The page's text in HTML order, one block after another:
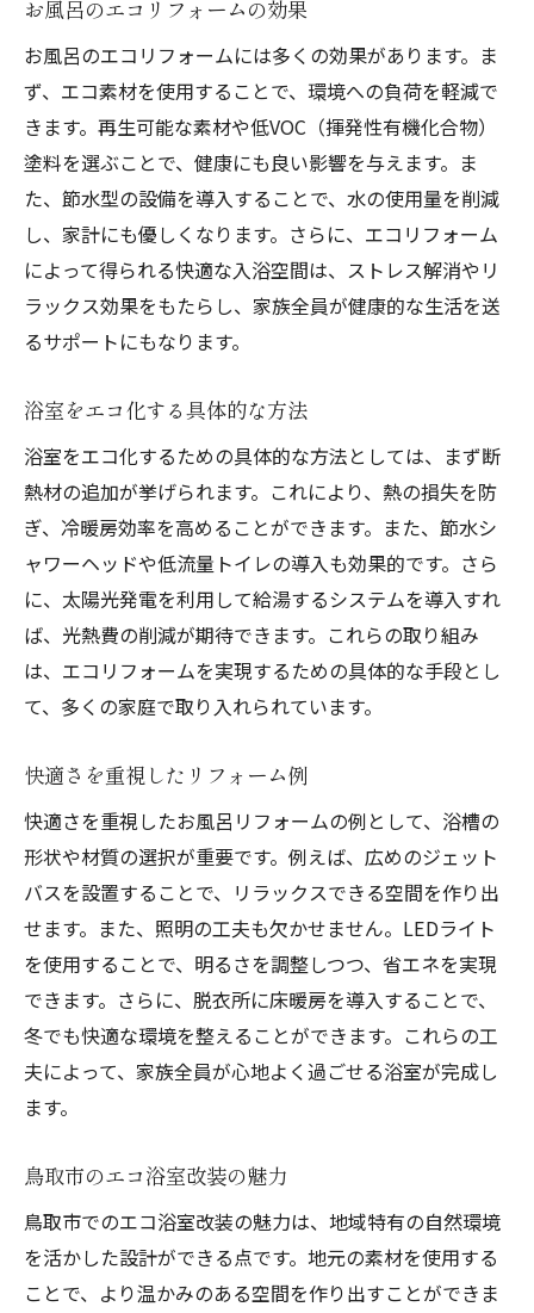
お風呂のエコリフォームの効果
お風呂のエコリフォームには多くの効果があります。ま
ず、エコ素材を使用することで、環境への負荷を軽減で
きます。再生可能な素材や低VOC（揮発性有機化合物）
塗料を選ぶことで、健康にも良い影響を与えます。ま
た、節水型の設備を導入することで、水の使用量を削減
し、家計にも優しくなります。さらに、エコリフォーム
によって得られる快適な入浴空間は、ストレス解消やリ
ラックス効果をもたらし、家族全員が健康的な生活を送
るサポートにもなります。
浴室をエコ化する具体的な方法
浴室をエコ化するための具体的な方法としては、まず断
熱材の追加が挙げられます。これにより、熱の損失を防
ぎ、冷暖房効率を高めることができます。また、節水シ
ャワーヘッドや低流量トイレの導入も効果的です。さら
に、太陽光発電を利用して給湯するシステムを導入すれ
ば、光熱費の削減が期待できます。これらの取り組み
は、エコリフォームを実現するための具体的な手段とし
て、多くの家庭で取り入れられています。
快適さを重視したリフォーム例
快適さを重視したお風呂リフォームの例として、浴槽の
形状や材質の選択が重要です。例えば、広めのジェット
バスを設置することで、リラックスできる空間を作り出
せます。また、照明の工夫も欠かせません。LEDライト
を使用することで、明るさを調整しつつ、省エネを実現
できます。さらに、脱衣所に床暖房を導入することで、
冬でも快適な環境を整えることができます。これらの工
夫によって、家族全員が心地よく過ごせる浴室が完成し
ます。
鳥取市のエコ浴室改装の魅力
鳥取市でのエコ浴室改装の魅力は、地域特有の自然環境
を活かした設計ができる点です。地元の素材を使用する
ことで、より温かみのある空間を作り出すことができま